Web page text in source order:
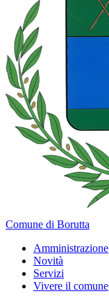
Comune di Borutta
Amministrazione
Novità
Servizi
Vivere il comune